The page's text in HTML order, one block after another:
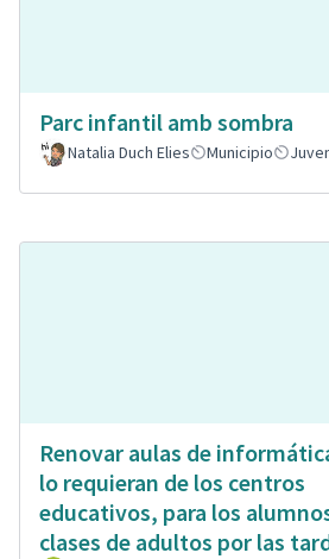
Parc infantil amb sombra
Natalia Duch Elies
Municipio
Renovar aulas de
lo requieran de los centros
educativos, para los
clases de adultos por las